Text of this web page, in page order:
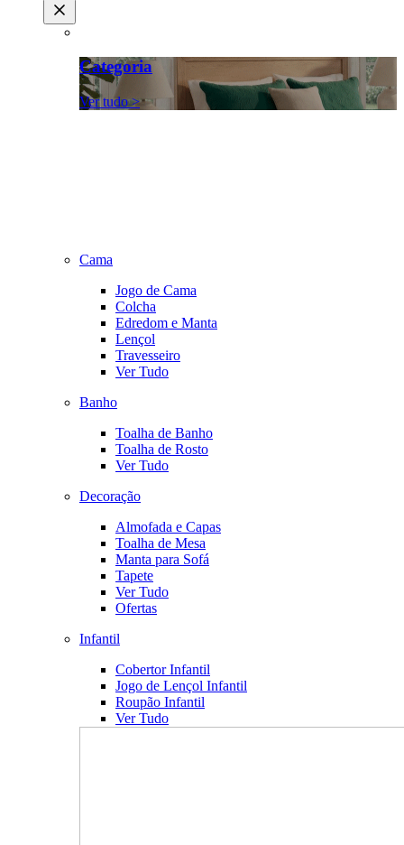
Categoria
Ver tudo >
Cama
Jogo de Cama
Colcha
Edredom e Manta
Lençol
Travesseiro
Ver Tudo
Banho
Toalha de Banho
Toalha de Rosto
Ver Tudo
Decoração
Almofada e Capas
Toalha de Mesa
Manta para Sofá
Tapete
Ver Tudo
Ofertas
Infantil
Cobertor Infantil
Jogo de Lençol Infantil
Roupão Infantil
Ver Tudo